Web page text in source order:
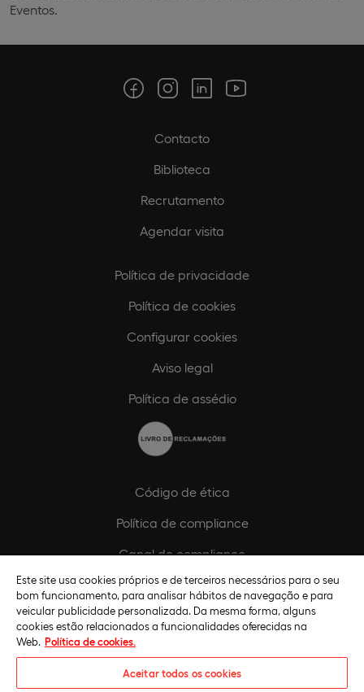
Eventos.
Contacto
Biblioteca
Recrutamento
Agendar visita
Política de privacidade
Política de cookies
Configurar cookies
Aviso legal
Política de assédio
Código de ética
Política de compliance
Canal de compliance
Plano de Igualdade de Género
Este site usa cookies próprios e de terceiros necessários para o seu
bom funcionamento, para analisar hábitos de navegação e para
veicular publicidade personalizada. Da mesma forma, alguns
cookies estão relacionados a funcionalidades oferecidas na
Web. Política de cookies.
Aceitar todos os cookies